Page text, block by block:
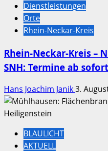
Dienstleistungen
Orte
Rhein-Neckar-Kreis
Rhein-Neckar-Kreis –
SNH: Termine ab
Hans Joachim Janik3.
BLAULICHT
AKTUELL